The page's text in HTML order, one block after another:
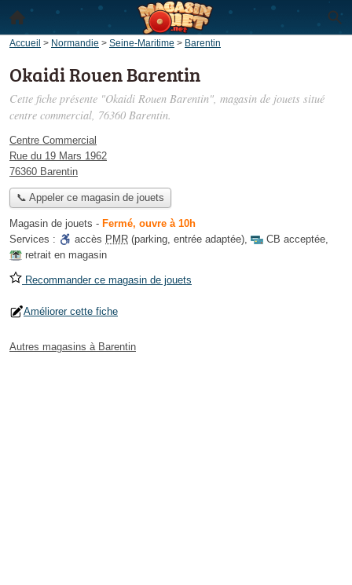
Accueil > Normandie > Seine-Maritime > Barentin
Okaidi Rouen Barentin
Cette fiche présente "Okaidi Rouen Barentin", magasin de jouets situé
centre commercial, 76360 Barentin.
Centre Commercial
Rue du 19 Mars 1962
76360 Barentin
📞 Appeler ce magasin de jouets
Magasin de jouets - Fermé, ouvre à 10h
Services :
accès PMR (parking, entrée adaptée), CB acceptée,
retrait en magasin
Recommander ce magasin de jouets
Améliorer cette fiche
Autres magasins à Barentin